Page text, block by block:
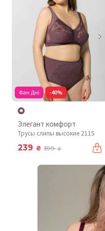
Фан Дні -40%
Элегант комфорт
Трусы слипы высокие 211S
239 ₴ 399₴